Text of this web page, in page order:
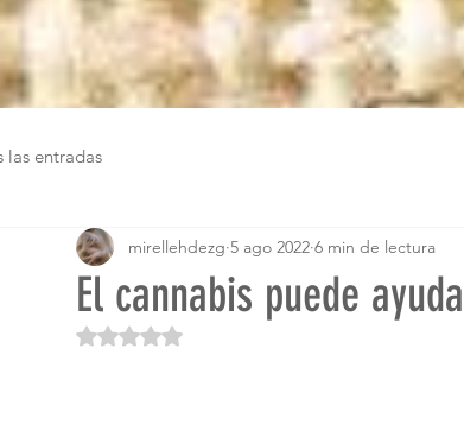
las entradas
El cannabis puede
mirellehdezg 5 ago 2022 6 min de lectura
Obtuvo NaN de 5 estrellas.